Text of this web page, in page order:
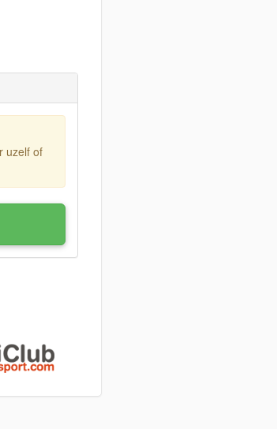
uzelf of